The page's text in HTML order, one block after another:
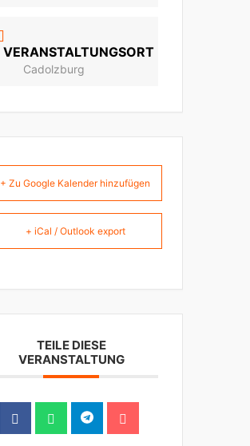
VERANSTALTUNGSORT
Cadolzburg
+ Zu Google Kalender hinzufügen
+ iCal / Outlook export
TEILE DIESE
VERANSTALTUNG